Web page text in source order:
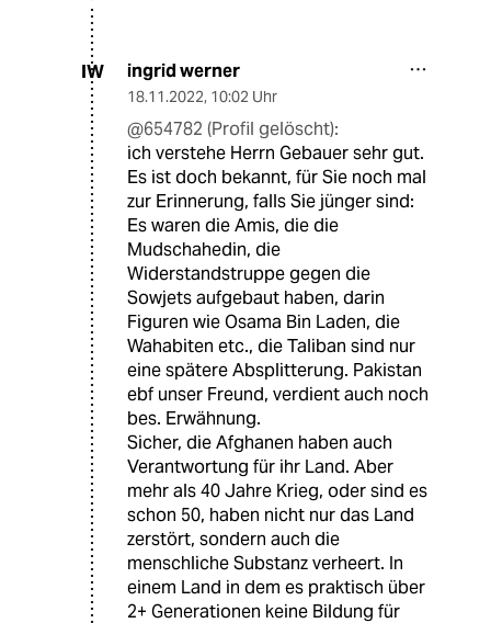
IW ingrid werner
18.11.2022, 10:02 Uhr
@654782 (Profil gelöscht):
ich verstehe Herrn Gebauer sehr gut.
Es ist doch bekannt, für Sie noch mal
zur Erinnerung, falls Sie jünger sind:
Es waren die Amis, die die
Mudschahedin, die
Widerstandstruppe gegen die
Sowjets aufgebaut haben, darin
Figuren wie Osama Bin Laden, die
Wahabiten etc., die Taliban sind nur
eine spätere Absplitterung. Pakistan
ebf unser Freund, verdient auch noch
bes. Erwähnung.
Sicher, die Afghanen haben auch
Verantwortung für ihr Land. Aber
mehr als 40 Jahre Krieg, oder sind es
schon 50, haben nicht nur das Land
zerstört, sondern auch die
menschliche Substanz verheert. In
einem Land in dem es praktisch über
2+ Generationen keine Bildung für